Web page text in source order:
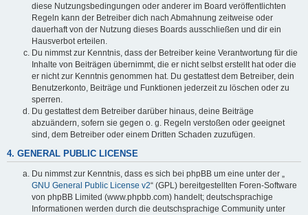
diese Nutzungsbedingungen oder anderer im Board veröffentlichten
Regeln kann der Betreiber dich nach Abmahnung zeitweise oder
dauerhaft von der Nutzung dieses Boards ausschließen und dir ein
Hausverbot erteilen.
Du nimmst zur Kenntnis, dass der Betreiber keine Verantwortung für die
Inhalte von Beiträgen übernimmt, die er nicht selbst erstellt hat oder die
er nicht zur Kenntnis genommen hat. Du gestattest dem Betreiber, dein
Benutzerkonto, Beiträge und Funktionen jederzeit zu löschen oder zu
sperren.
Du gestattest dem Betreiber darüber hinaus, deine Beiträge
abzuändern, sofern sie gegen o. g. Regeln verstoßen oder geeignet
sind, dem Betreiber oder einem Dritten Schaden zuzufügen.
4. GENERAL PUBLIC LICENSE
Du nimmst zur Kenntnis, dass es sich bei phpBB um eine unter der „
GNU General Public License v2“ (GPL) bereitgestellten Foren-Software
von phpBB Limited (www.phpbb.com) handelt; deutschsprachige
Informationen werden durch die deutschsprachige Community unter